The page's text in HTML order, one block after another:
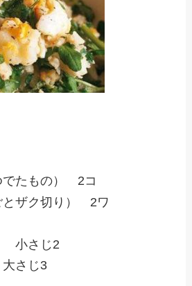
でたもの） 2コ
とザク切り） 2ワ
小さじ2
さじ3